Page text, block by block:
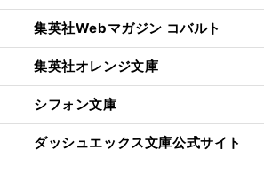
集英社Webマガジン コバルト
集英社オレンジ文庫
シフォン文庫
ダッシュエックス文庫公式サイト